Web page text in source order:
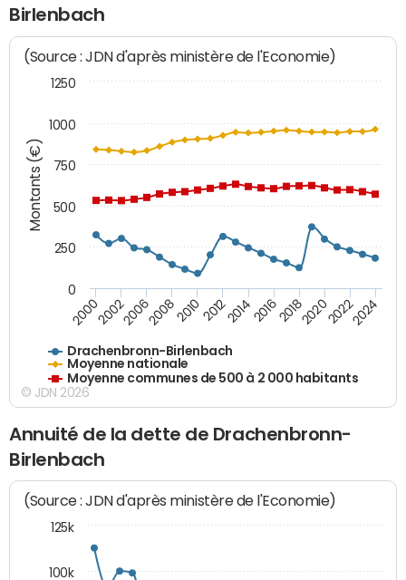
Birlenbach
Montants (€)
(Source : JDN d'après ministère de l'Economie)
Drachenbronn-Birlenbach
Moyenne nationale
Moyenne communes de 500 à 2 000 habitants
200020022006200820102012201420162018202020222024
0
250
500
750
1000
1250
© JDN 2026
Annuité de la dette de Drachenbronn-
Birlenbach
(Source : JDN d'après ministère de l'Economie)
100k
125k